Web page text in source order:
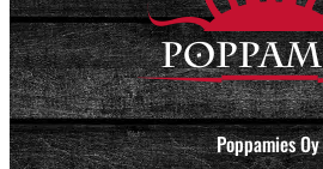
Poppamies Oy